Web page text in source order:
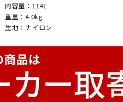
内容量：114L
重量：4.0kg
生地：ナイロン